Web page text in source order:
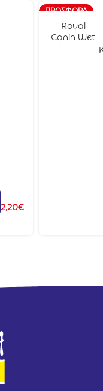
2,20€
ΠΡΟΣΦΟΡΆ
Royal
Canin Wet